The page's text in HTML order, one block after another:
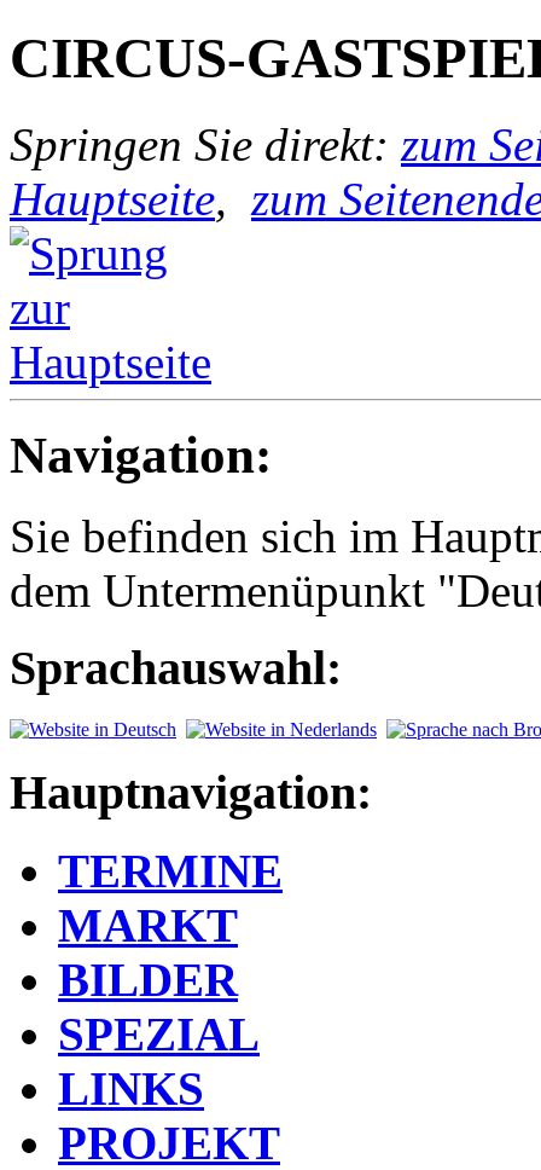
CIRCUS-
Springen Sie direkt: zum
Hauptseite, zum
Navigation:
Sie befinden sich im
dem Untermenüpunkt
Sprachauswahl:
Hauptnavigation:
TERMINE
MARKT
BILDER
SPEZIAL
LINKS
PROJEKT